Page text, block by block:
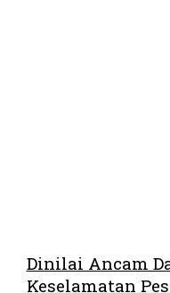
Dinilai Ancam
Keselamatan